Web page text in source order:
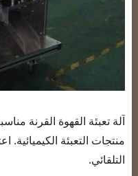
آلة تعبئة القهوة القرنة
منتجات التعبئة الكيميائية.
التلقائي.